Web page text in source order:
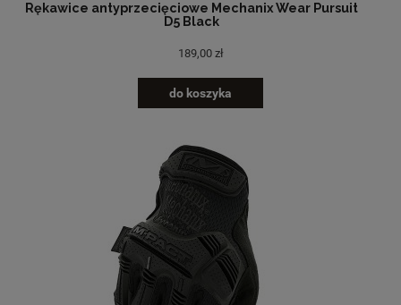
Rękawice antyprzecięciowe Mechanix Wear Pursuit
D5 Black
189,00 zł
do koszyka